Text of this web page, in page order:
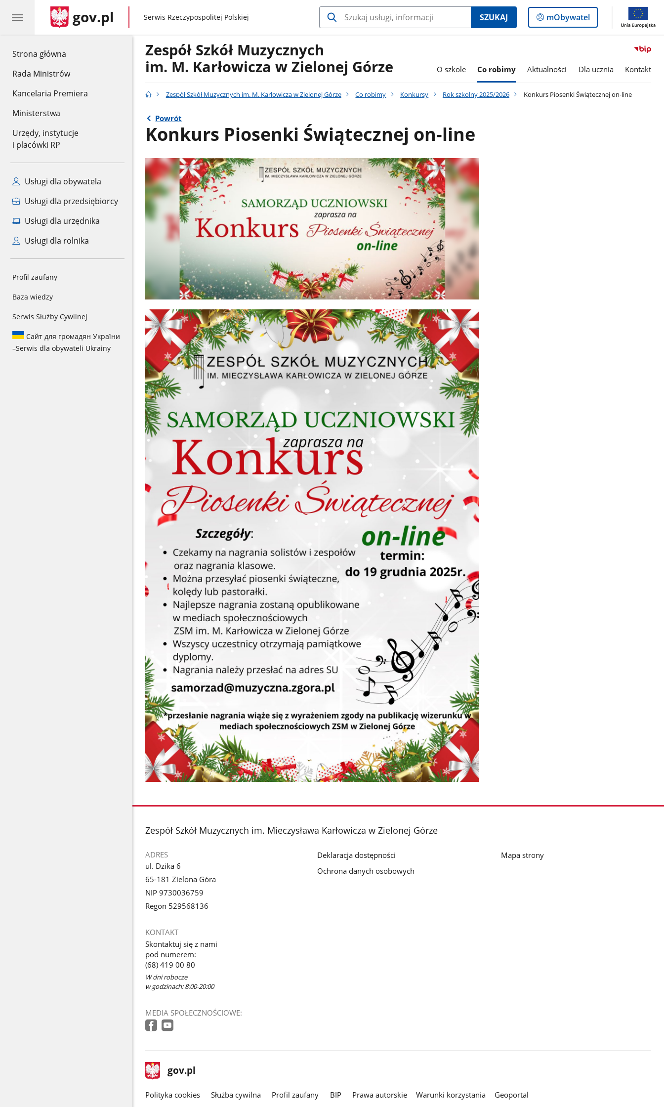
Strona główna
Rada Ministrów
Kancelaria Premiera
Ministerstwa
Urzędy, instytucje
i placówki RP
Usługi dla obywatela
Usługi dla przedsiębiorcy
Usługi dla urzędnika
Usługi dla rolnika
Profil zaufany
Baza wiedzy
Serwis Służby Cywilnej
Сайт для громадян України
–Serwis dla obywateli Ukrainy
gov.pl gov.pl
Serwis Rzeczypospolitej Polskiej SZUKAJ
Logowanie
do
mObywatel
Zespół Szkół Muzycznych
im. M. Karłowicza w Zielonej Górze
O szkole Co robimy Aktualności Dla ucznia Kontakt
Zespół Szkół Muzycznych im. M. Karłowicza w Zielonej Górze Co robimy Konkursy Rok szkolny 2025/2026 Konkurs Piosenki Świątecznej on-line
Powrót
Konkurs Piosenki Świątecznej on-line
stopka
Zespół Szkół Muzycznych im. Mieczysława Karłowicza w Zielonej Górze
ADRES
ul. Dzika 6
65-181 Zielona Góra
NIP 9730036759
Regon 529568136
KONTAKT
Skontaktuj się z nami
pod numerem:
(68) 419 00 80
W dni robocze
w godzinach: 8:00-20:00
MEDIA SPOŁECZNOŚCIOWE:
Deklaracja dostępności
Ochrona danych osobowych
Mapa strony
stopka
gov.pl Strona
gov.pl
gov.pl
Polityka cookies Służba cywilna Profil zaufany BIP Prawa autorskie Warunki korzystania Geoportal